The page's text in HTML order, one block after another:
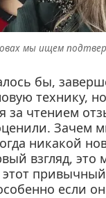
мы ищем
бы,
технику,
за чтением
Зачем
никакой
взгляд, это
если